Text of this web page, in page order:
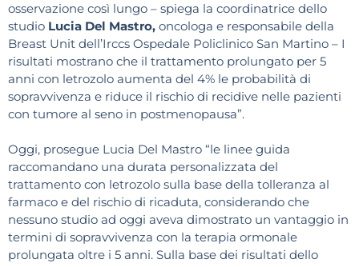
osservazione così lungo – spiega la coordinatrice dello
studio Lucia Del Mastro, oncologa e responsabile della
Breast Unit dell’Irccs Ospedale Policlinico San Martino – I
risultati mostrano che il trattamento prolungato per 5
anni con letrozolo aumenta del 4% le probabilità di
sopravvivenza e riduce il rischio di recidive nelle pazienti
con tumore al seno in postmenopausa”.
Oggi, prosegue Lucia Del Mastro “le linee guida
raccomandano una durata personalizzata del
trattamento con letrozolo sulla base della tolleranza al
farmaco e del rischio di ricaduta, considerando che
nessuno studio ad oggi aveva dimostrato un vantaggio in
termini di sopravvivenza con la terapia ormonale
prolungata oltre i 5 anni. Sulla base dei risultati dello